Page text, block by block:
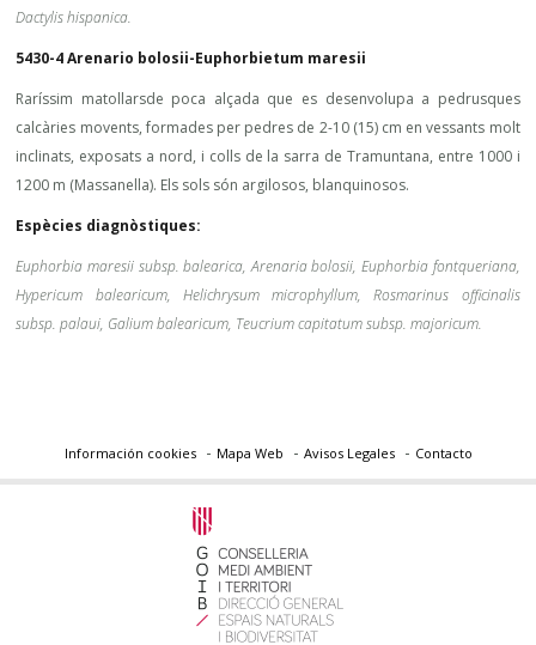
Dactylis hispanica.
5430-4 Arenario bolosii-Euphorbietum maresii
Raríssim matollarsde poca alçada que es desenvolupa a pedrusques
calcàries movents, formades per pedres de 2-10 (15) cm en vessants molt
inclinats, exposats a nord, i colls de la sarra de Tramuntana, entre 1000 i
1200 m (Massanella). Els sols són argilosos, blanquinosos.
Espècies diagnòstiques:
Euphorbia maresii subsp. balearica, Arenaria bolosii, Euphorbia fontqueriana,
Hypericum balearicum, Helichrysum microphyllum, Rosmarinus officinalis
subsp. palaui, Galium balearicum, Teucrium capitatum subsp. majoricum.
Información cookies Mapa Web Avisos Legales Contacto